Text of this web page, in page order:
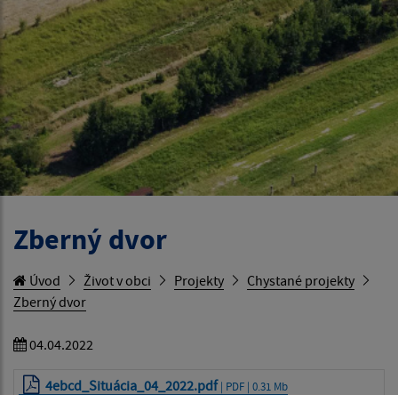
Zberný dvor
Úvod Život v obci Projekty
Chystané projekty
Zberný dvor
04.04.2022
4ebcd_Situácia_04_2022.pdf | PDF | 0.31 Mb